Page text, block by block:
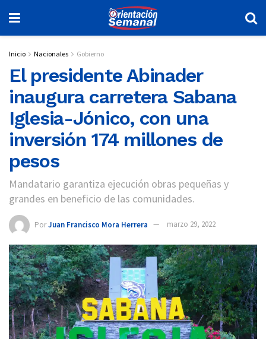
Inicio Nacionales Gobierno
El presidente Abinader
inaugura carretera Sabana
Iglesia-Jónico, con una
inversión 174 millones de
pesos
Mandatario garantiza ejecución obras pequeñas y
grandes en beneficio de las comunidades.
PorJuan Francisco Mora Herrera marzo 29, 2022